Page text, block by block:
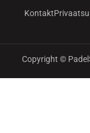
Kontakt
Copyright ©